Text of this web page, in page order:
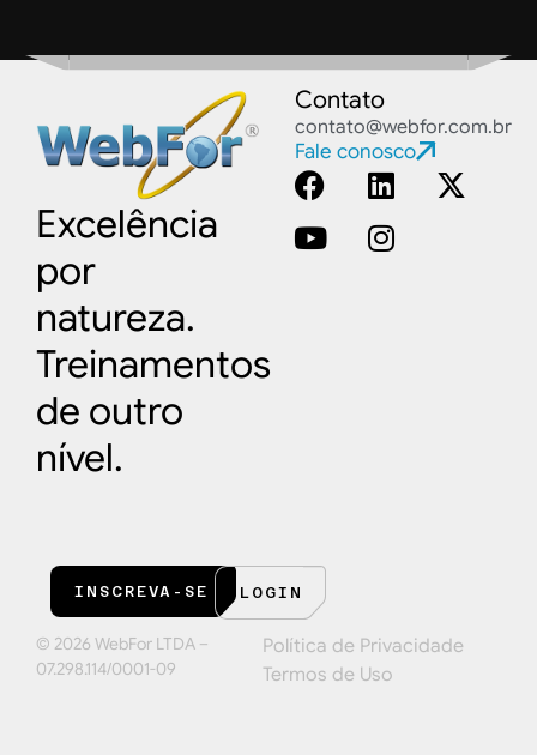
Excelência
por
natureza.
Treinamentos
de outro
nível.
Contato
contato@webfor.com.br
Fale conosco
INSCREVA-SE LOGIN
© 2026 WebFor LTDA –
07.298.114/0001-09
Política de Privacidade
Termos de Uso